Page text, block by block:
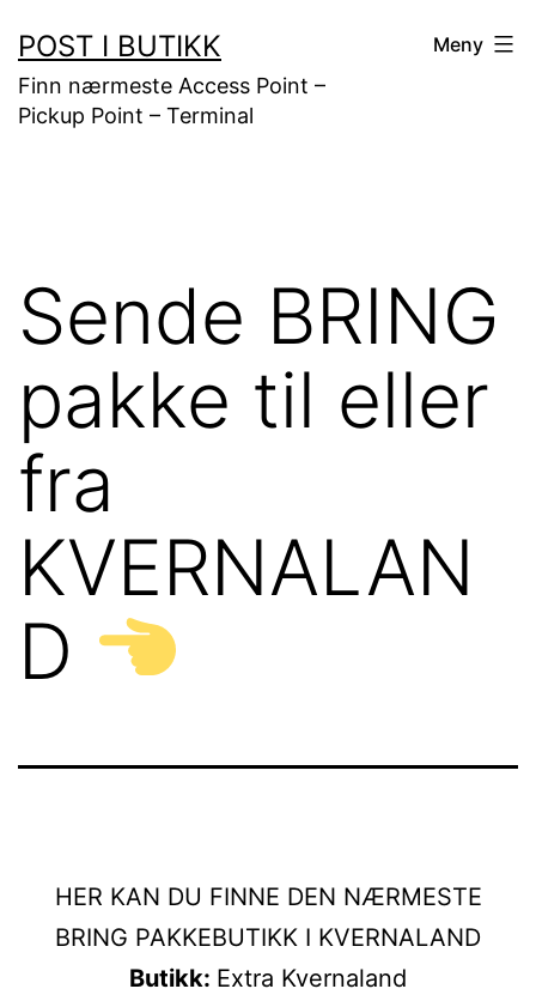
til
innhold
POST I BUTIKK
Finn nærmeste Access Point –
Pickup Point – Terminal
Meny
Sende BRING
pakke til eller
fra
KVERNALAN
D
HER KAN DU FINNE DEN NÆRMESTE
BRING PAKKEBUTIKK I KVERNALAND
Butikk: Extra Kvernaland